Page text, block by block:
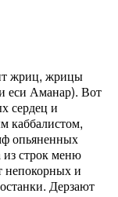
жриц, жрицы
еси Аманар). Вот
сердец и
каббалистом,
опьяненных
из строк меню
непокорных и
Дерзают